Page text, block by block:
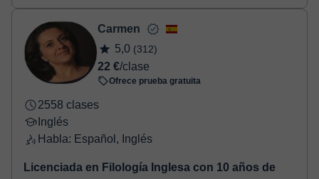
Carmen
5,0 (312)
22 €/clase
Ofrece prueba gratuita
2558 clases
Inglés
Habla: Español, Inglés
Licenciada en Filología Inglesa con 10 años de